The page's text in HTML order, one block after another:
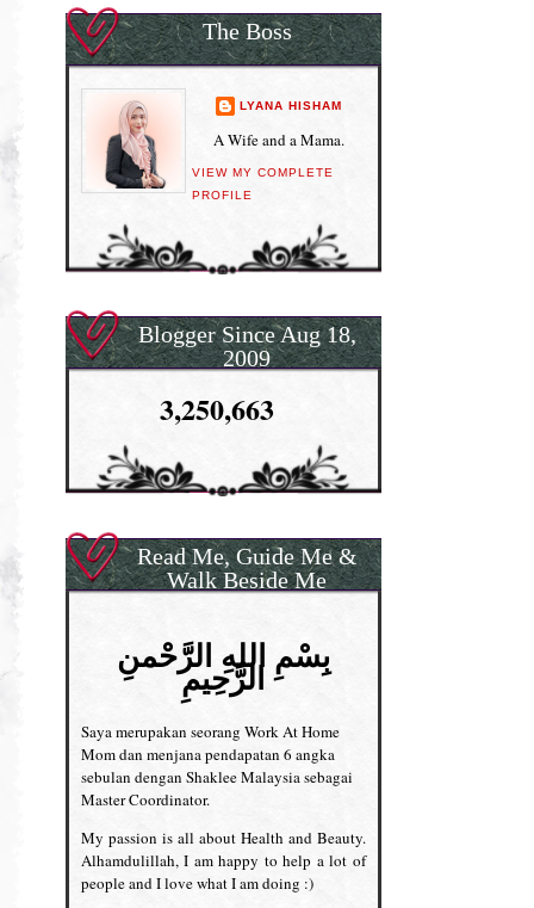
The Boss
LYANA HISHAM
A Wife and a Mama.
VIEW MY COMPLETE
PROFILE
Blogger Since Aug 18,
2009
3,250,663
Read Me, Guide Me &
Walk Beside Me
بِسْمِ اللهِ الرَّحْمنِ
الرَّحِيمِ
Saya merupakan seorang Work At Home
Mom dan menjana pendapatan 6 angka
sebulan dengan Shaklee Malaysia sebagai
Master Coordinator.
My passion is all about Health and Beauty.
Alhamdulillah, I am happy to help a lot of
people and I love what I am doing :)